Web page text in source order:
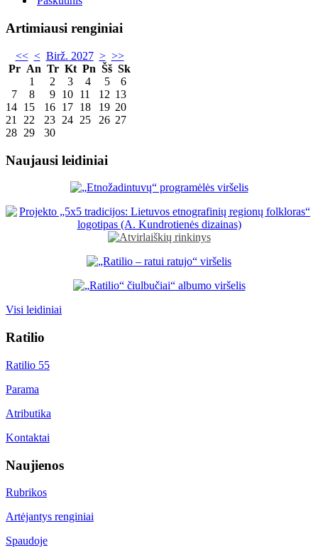
Artimiausi renginiai
<< < Birž. 2027 > >>
Pr An Tr Kt Pn Šš Sk
1
2 3 4 5
6
7
8 9 10 11 12 13
14 15 16 17 18 19 20
21
22 23 24 25 26 27
28 29 30
Naujausi leidiniai
Visi leidiniai
Ratilio
Ratilio 55
Parama
Atributika
Kontaktai
Naujienos
Rubrikos
Artėjantys renginiai
Spaudoje